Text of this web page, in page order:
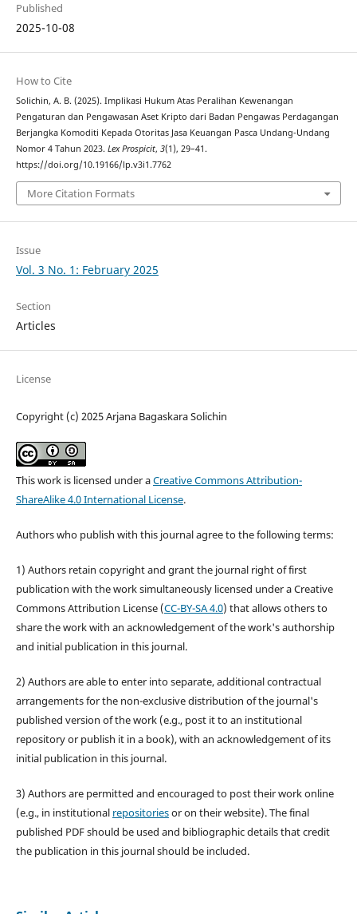
Published
2025-10-08
How to Cite
Solichin, A. B. (2025). Implikasi Hukum Atas Peralihan Kewenangan
Pengaturan dan Pengawasan Aset Kripto dari Badan Pengawas Perdagangan
Berjangka Komoditi Kepada Otoritas Jasa Keuangan Pasca Undang-Undang
Nomor 4 Tahun 2023. Lex Prospicit, 3(1), 29–41.
https://doi.org/10.19166/lp.v3i1.7762
More Citation Formats
Issue
Vol. 3 No. 1: February 2025
Section
Articles
License
Copyright (c) 2025 Arjana Bagaskara Solichin
This work is licensed under aCreative Commons Attribution-
ShareAlike 4.0 International License.
Authors who publish with this journal agree to the following terms:
1) Authors retain copyright and grant the journal right of first
publication with the work simultaneously licensed under a Creative
Commons Attribution License (CC-BY-SA 4.0) that allows others to
share the work with an acknowledgement of the work's authorship
and initial publication in this journal.
2) Authors are able to enter into separate, additional contractual
arrangements for the non-exclusive distribution of the journal's
published version of the work (e.g., post it to an institutional
repository or publish it in a book), with an acknowledgement of its
initial publication in this journal.
3) Authors are permitted and encouraged to post their work online
(e.g., in institutional repositoriesor on their website). The final
published PDF should be used and bibliographic details that credit
the publication in this journal should be included.